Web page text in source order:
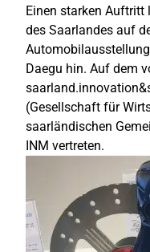
Einen starken Auftritt
des Saarlandes auf
Automobilausstellung
Daegu hin. Auf dem
(Gesellschaft für
saarländischen
INM vertreten.